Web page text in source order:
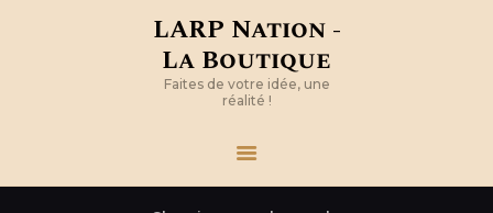
LARP Nation -
La Boutique
Faites de votre idée, une
réalité !